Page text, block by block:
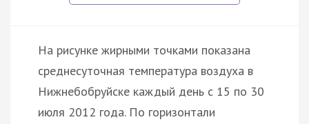
На рисунке жирными точками показана
среднесуточная температура воздуха в
Нижнебобруйске каждый день с 15 по 30
июля 2012 года. По горизонтали